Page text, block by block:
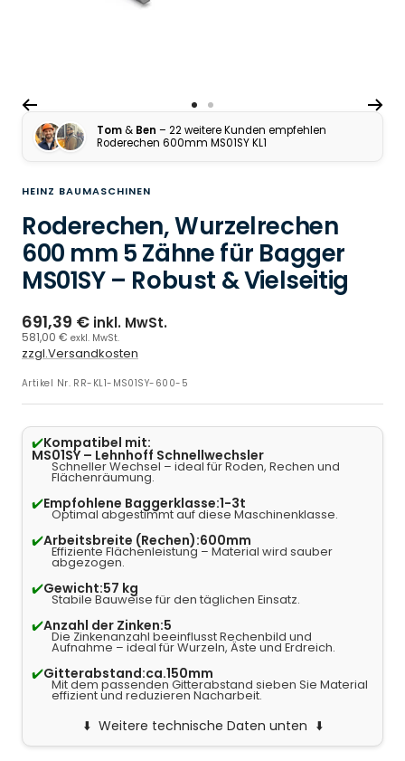
Zur Slide 1 gehen
Zur Slide 2 gehen
Tom & Ben
Roderechen 600mm MS01SY KL1
HEINZ BAUMASCHINEN
Roderechen, Wurzelrechen
600 mm 5 Zähne für Bagger
MS01SY – Robust & Vielseitig
691,39 € inkl. MwSt.
581,00 € exkl. MwSt.
zzgl.Versandkosten
Artikel Nr. RR-KL1-MS01SY-600-5
✔️Kompatibel mit:
MS01SY – Lehnhoff Schnellwechsler
Schneller Wechsel – ideal für Roden, Rechen und
Flächenräumung.
✔️Empfohlene Baggerklasse:1-3t
Optimal abgestimmt auf diese Maschinenklasse.
✔️Arbeitsbreite (Rechen):600mm
Effiziente Flächenleistung – Material wird sauber
abgezogen.
✔️Gewicht:57 kg
Stabile Bauweise für den täglichen Einsatz.
✔️Anzahl der Zinken:5
Die Zinkenanzahl beeinflusst Rechenbild und
Aufnahme – ideal für Wurzeln, Äste und Erdreich.
✔️Gitterabstand:ca.150mm
Mit dem passenden Gitterabstand sieben Sie Material
effizient und reduzieren Nacharbeit.
Weitere technische Daten unten